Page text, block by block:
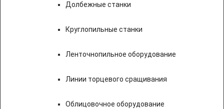
Долбежные станки
Круглопильные станки
Ленточнопильное оборудование
Линии торцевого сращивания
Облицовочное оборудование